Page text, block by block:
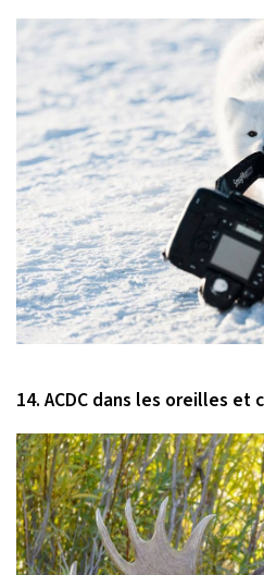
14. ACDC dans les oreilles et